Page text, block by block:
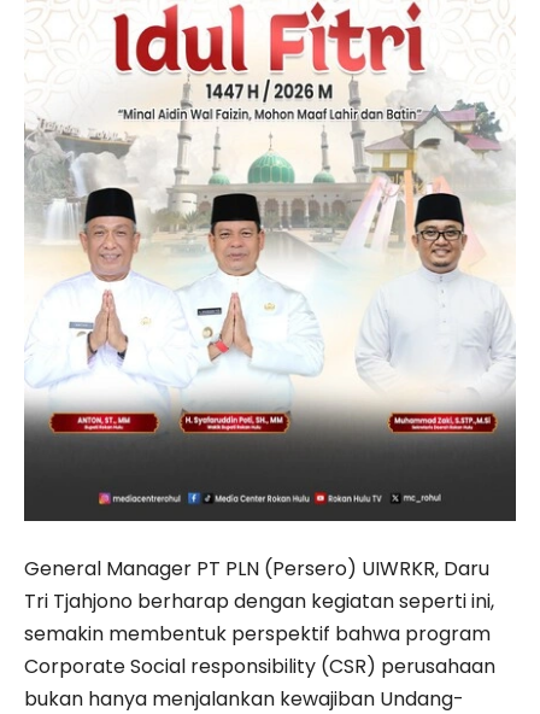
General Manager PT PLN (Persero) UIWRKR, Daru
Tri Tjahjono berharap dengan kegiatan seperti ini,
semakin membentuk perspektif bahwa program
Corporate Social responsibility (CSR) perusahaan
bukan hanya menjalankan kewajiban Undang-